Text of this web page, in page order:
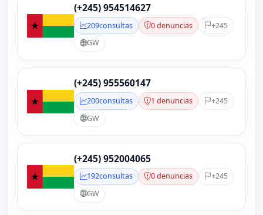
(+245) 954514627
209consultas 0 denuncias
+245
GW
(+245) 955560147
200consultas 1 denuncias
+245
GW
(+245) 952004065
192consultas 0 denuncias
+245
GW